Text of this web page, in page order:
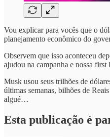
Vou explicar para vocês que o
planejamento econômico do
Observem que isso aconteceu
ajudou na campanha e nossa
Musk usou seus trilhões de
últimas semanas, bilhões de
algué…
Esta publicação é